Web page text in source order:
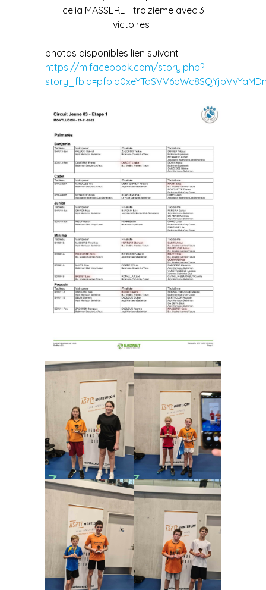
celia MASSERET troizieme avec 3
victoires .
photos disponibles lien suivant
https://m.facebook.com/story.php?